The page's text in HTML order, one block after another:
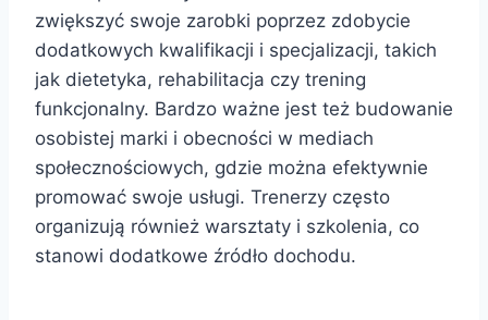
zwiększyć swoje zarobki poprzez zdobycie
dodatkowych kwalifikacji i specjalizacji, takich
jak dietetyka, rehabilitacja czy trening
funkcjonalny. Bardzo ważne jest też budowanie
osobistej marki i obecności w mediach
społecznościowych, gdzie można efektywnie
promować swoje usługi. Trenerzy często
organizują również warsztaty i szkolenia, co
stanowi dodatkowe źródło dochodu.